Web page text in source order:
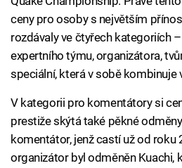
ceny pro osoby s největším
rozdávaly ve čtyřech kategoriích
expertního týmu, organizátora,
speciální, která v sobě kombinuje
V kategorii pro komentátory si
prestiže skýtá také pěkné
komentátor, jenž castí už od roku
organizátor byl odměněn Kuachi,